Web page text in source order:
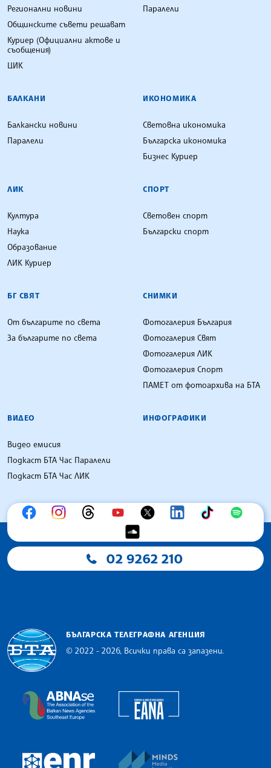
Регионални новини
Общинските съвети решават
Куриер (Официални актове и
съобщения)
ЦИК
Паралели
БАЛКАНИ
Балкански новини
Паралели
ИКОНОМИКА
Световна икономика
Българска икономика
Бизнес Куриер
ЛИК
Култура
Наука
Образование
ЛИК Куриер
СПОРТ
Световен спорт
Български спорт
БГ СВЯТ
От българите по света
За българите по света
СНИМКИ
Фотогалерия България
Фотогалерия Свят
Фотогалерия ЛИК
Фотогалерия Спорт
ПАМЕТ от фотоархива на БТА
ВИДЕО
Видео емисия
Подкаст БТА Час Паралели
Подкаст БТА Час ЛИК
ИНФОГРАФИКИ
02 9262 210
БЪЛГАРСКА ТЕЛЕГРАФНА АГЕНЦИЯ
© 2022 - 2026, Всички права са запазени.
The Assocoation of the Balkan News Agencies
European Newsroom